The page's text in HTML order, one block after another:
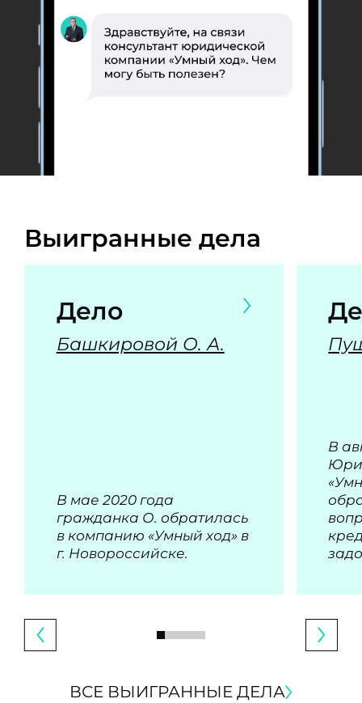
Выигранные дела
Дело
Башкировой О. А.
В мае 2020 года
гражданка О. обратилась
в компанию «Умный ход» в
г. Новороссийске.
В
ВСЕ ВЫИГРАННЫЕ ДЕЛА